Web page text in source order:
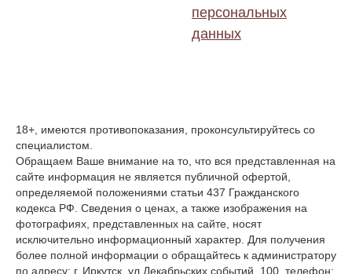
персональных
данных
18+, имеются противопоказания, проконсультируйтесь со
специалистом.
Обращаем Ваше внимание на то, что вся представленная на
сайте информация не является публичной офертой,
определяемой положениями статьи 437 Гражданского
кодекса РФ. Сведения о ценах, а также изображения на
фотографиях, представленных на сайте, носят
исключительно информационный характер. Для получения
более полной информации о обращайтесь к администратору
по адресу: г. Иркутск, ул Декабрьских событий, 100, телефон: